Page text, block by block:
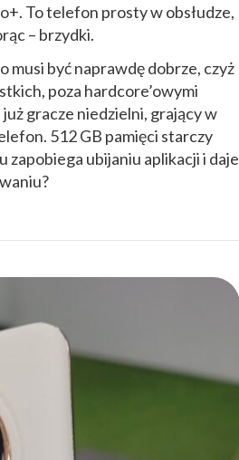
To telefon prosty w obsłudze,
– brzydki.
musi być naprawdę dobrze, czyż
poza hardcore’owymi
gracze niedzielni, grający w
512 GB pamięci starczy
zapobiega ubijaniu aplikacji i daje